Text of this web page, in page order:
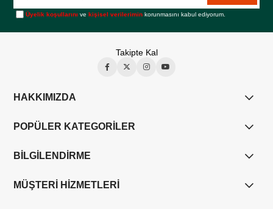
Üyelik koşullarını vekişisel verilerimin korunmasını kabul ediyorum.
Takipte Kal
HAKKIMIZDA
POPÜLER KATEGORİLER
BİLGİLENDİRME
MÜŞTERİ HİZMETLERİ